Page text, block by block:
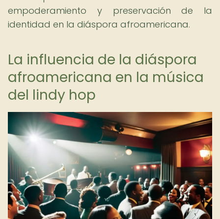
empoderamiento y preservación de la
identidad en la diáspora afroamericana.
La influencia de la diáspora
afroamericana en la música
del lindy hop